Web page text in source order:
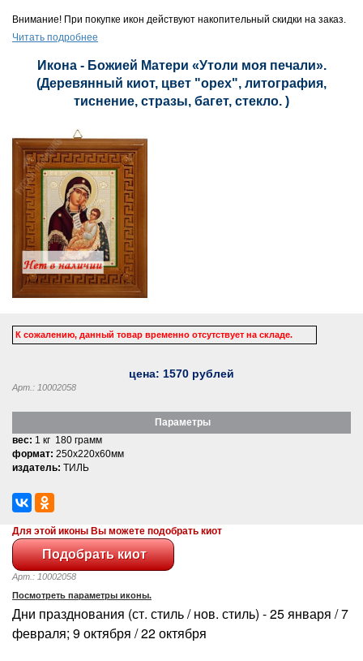
Внимание! При покупке икон действуют накопительный скидки на заказ.
Читать подробнее
Икона - Божией Матери «Утоли моя печали».
(Деревянный киот, цвет "орех", литография,
тиснение, стразы, багет, стекло. )
К сожалению, данный товар временно отсутствует на складе.
цена: 1570 рублей
Арт.: 10002058
Параметры
вес: 1 кг 180 грамм
формат: 250x220x60мм
издатель: ТИЛЬ
Для этой иконы Вы можете подобрать киот
Арт.: 10002058
Посмотреть параметры иконы.
Дни празднования (ст. стиль / нов. стиль) - 25 января / 7
февраля; 9 октября / 22 октября